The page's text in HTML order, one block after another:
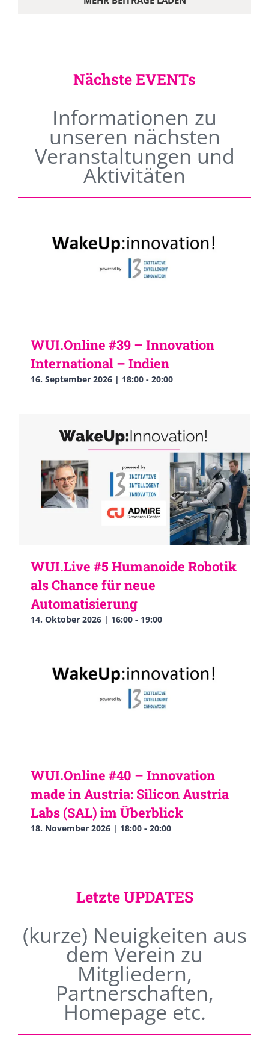
Nächste EVENTs
Informationen zu
unseren nächsten
Veranstaltungen und
Aktivitäten
WUI.Online #39 – Innovation
International – Indien
16. September 2026 | 18:00 - 20:00
WUI.Live #5 Humanoide Robotik
als Chance für neue
Automatisierung
14. Oktober 2026 | 16:00 - 19:00
WUI.Online #40 – Innovation
made in Austria: Silicon Austria
Labs (SAL) im Überblick
18. November 2026 | 18:00 - 20:00
Letzte UPDATES
(kurze) Neuigkeiten aus
dem Verein zu
Mitgliedern,
Partnerschaften,
Homepage etc.